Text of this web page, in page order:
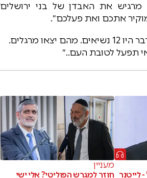
מרגיש את האבדן של בני ירושלים
אתכם ואת פעלכם״.
מרן אמר לנשיא, ״במדבר היו 12 נשיאים. מהם יצאו מרגלים.
תפעל לטובת העם..״
לייטנר
מעניין
חוזר למגרש הפוליטי? אלי ישי